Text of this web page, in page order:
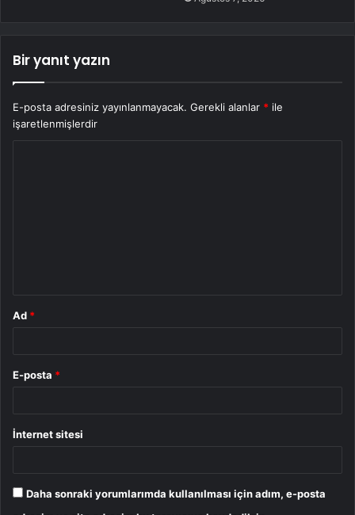
Bir yanıt yazın
E-posta adresiniz yayınlanmayacak. Gerekli alanlar * ile
işaretlenmişlerdir
Ad *
E-posta *
İnternet sitesi
Daha sonraki yorumlarımda kullanılması için adım, e-posta